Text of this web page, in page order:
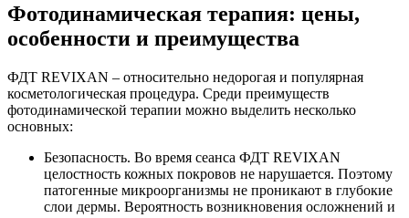
Фотодинамическая терапия: цены,
особенности и преимущества
ФДТ REVIXAN – относительно недорогая и популярная
косметологическая процедура. Среди преимуществ
фотодинамической терапии можно выделить несколько
основных:
Безопасность. Во время сеанса ФДТ REVIXAN
целостность кожных покровов не нарушается. Поэтому
патогенные микроорганизмы не проникают в глубокие
слои дермы. Вероятность возникновения осложнений и